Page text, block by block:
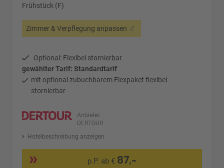
Frühstück (F)
Zimmer & Verpflegung anpassen
Optional: Flexibel stornierbar
gewählter Tarif: Standardtarif
mit optional zubuchbarem Flexpaket flexibel
stornierbar
Anbieter:
DERTOUR
Hotelbeschreibung anzeigen
p.P. ab € 87,-